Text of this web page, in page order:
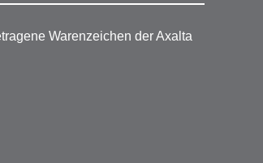
Warenzeichen der Axalta